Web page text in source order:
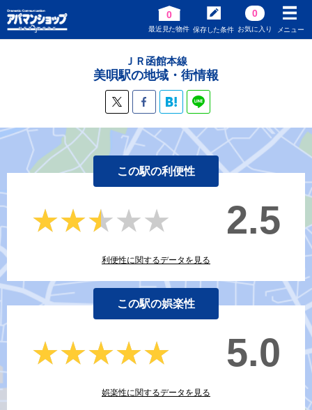
0
最近見た物件 保存した条件
0
お気に入り メニュー
ＪＲ函館本線
美唄駅の地域・街情報
この駅の利便性
★★★★★
★★★★★ 2.5
利便性に関するデータを見る
この駅の娯楽性
★★★★★
★★★★★ 5.0
娯楽性に関するデータを見る